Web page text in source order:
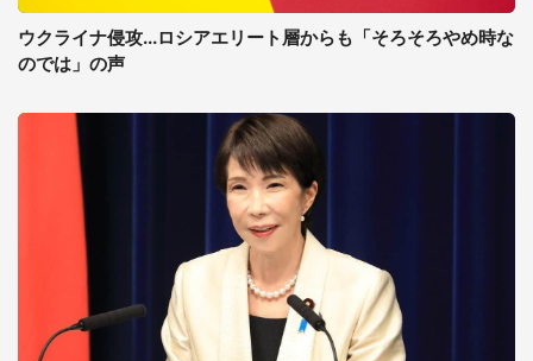
ウクライナ侵攻...ロシアエリート層からも「そろそろやめ時な
のでは」の声